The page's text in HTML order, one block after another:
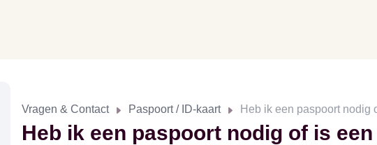
Vragen & Contact Paspoort / ID-kaart Heb ik een paspoort nodig
Heb ik een paspoort nodig of is